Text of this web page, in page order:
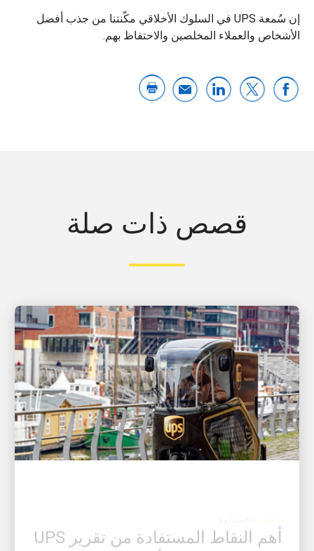
إن سُمعة UPS في السلوك الأخلاقي مكّنتنا من جذب أفضل
الأشخاص والعملاء المخلصين والاحتفاظ بهم.
قصص ذات صلة
عن الاستدامة والتأثير المجتمعي لعام